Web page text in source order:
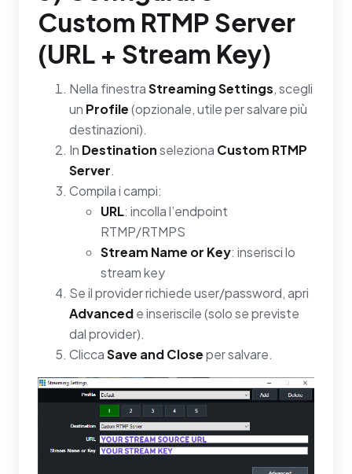
Custom RTMP Server
(URL + Stream Key)
Nella finestraStreaming Settings, scegli
un Profile(opzionale, utile per salvare più
destinazioni).
In Destinationseleziona Custom RTMP
Server.
Compila i campi:
URL: incolla l’endpoint
RTMP/RTMPS
Stream Name or Key: inserisci lo
stream key
Se il provider richiede user/password, apri
Advancede inseriscile (solo se previste
dal provider).
CliccaSave and Closeper salvare.